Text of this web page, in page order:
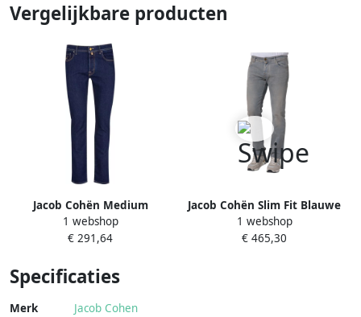
Vergelijkbare producten
Jacob Cohën Medium
gewassen denim jeans met
geborduurde zak en
Blauw Heren
1 webshop
€ 291,64
Jacob Cohën Slim Fit Blauwe
Gewassen Jeans Nick Blue
Heren
1 webshop
€ 465,30
Specificaties
Merk Jacob Cohen